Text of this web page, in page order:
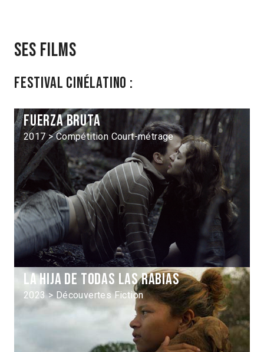
Ses films
Festival Cinélatino :
Fuerza bruta
2017 > Compétition Court-métrage
La Hija de todas las rabias
2023 > Découvertes Fiction